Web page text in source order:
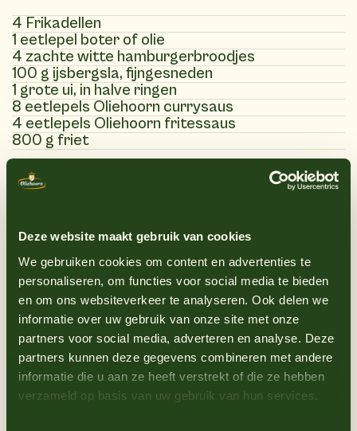
Deze website maakt gebruik van cookies
We gebruiken cookies om content en advertenties te
personaliseren, om functies voor social media te bieden
en om ons websiteverkeer te analyseren. Ook delen we
informatie over uw gebruik van onze site met onze
partners voor social media, adverteren en analyse. Deze
partners kunnen deze gegevens combineren met andere
informatie die u aan ze heeft verstrekt of die ze hebben
verzameld op basis van uw gebruik van hun services.
4 Frikadellen
1 eetlepel boter of olie
4 zachte witte hamburgerbroodjes
100 g ijsbergsla, fijngesneden
1 grote ui, in halve ringen
8 eetlepels Oliehoorn currysaus
4 eetlepels Oliehoorn fritessaus
800 g friet
Anweisungen
Bereid de friet, naar eigen wens, volgens de
aanwijzingen op de verpakking goudbruin en
krokant.
2
Verhit de grillplaat met de boter of olie.
3
Bak de ui 8 minuten op laag vuur tot deze
zacht en licht gekaramelliseerd is.